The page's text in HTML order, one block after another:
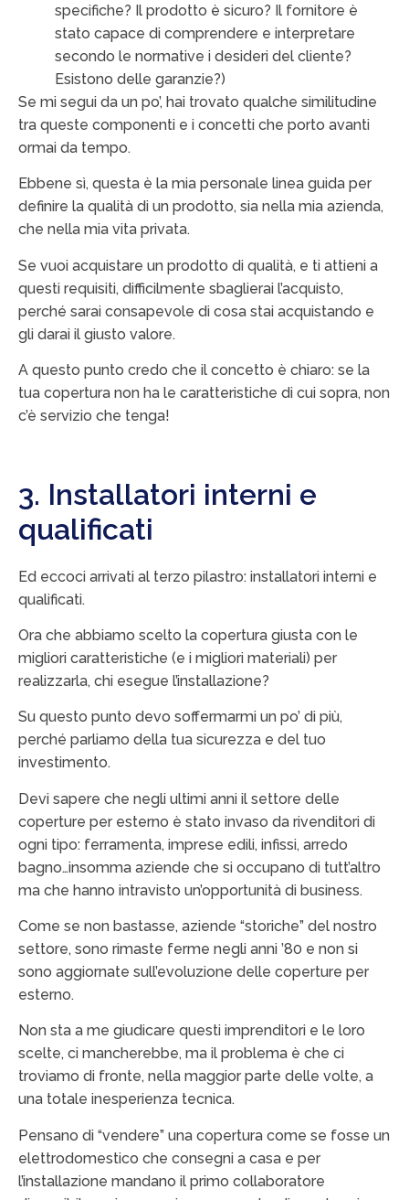
specifiche? Il prodotto è sicuro? Il fornitore è
stato capace di comprendere e interpretare
secondo le normative i desideri del cliente?
Esistono delle garanzie?)
Se mi segui da un po’, hai trovato qualche similitudine
tra queste componenti e i concetti che porto avanti
ormai da tempo.
Ebbene sì, questa è la mia personale linea guida per
definire la qualità di un prodotto, sia nella mia azienda,
che nella mia vita privata.
Se vuoi acquistare un prodotto di qualità, e ti attieni a
questi requisiti, difficilmente sbaglierai l’acquisto,
perché sarai consapevole di cosa stai acquistando e
gli darai il giusto valore.
A questo punto credo che il concetto è chiaro: se la
tua copertura non ha le caratteristiche di cui sopra, non
c’è servizio che tenga!
3. Installatori interni e
qualificati
Ed eccoci arrivati al terzo pilastro: installatori interni e
qualificati.
Ora che abbiamo scelto la copertura giusta con le
migliori caratteristiche (e i migliori materiali) per
realizzarla, chi esegue l’installazione?
Su questo punto devo soffermarmi un po’ di più,
perché parliamo della tua sicurezza e del tuo
investimento.
Devi sapere che negli ultimi anni il settore delle
coperture per esterno è stato invaso da rivenditori di
ogni tipo: ferramenta, imprese edili, infissi, arredo
bagno…insomma aziende che si occupano di tutt’altro
ma che hanno intravisto un’opportunità di business.
Come se non bastasse, aziende “storiche” del nostro
settore, sono rimaste ferme negli anni ’80 e non si
sono aggiornate sull’evoluzione delle coperture per
esterno.
Non sta a me giudicare questi imprenditori e le loro
scelte, ci mancherebbe, ma il problema è che ci
troviamo di fronte, nella maggior parte delle volte, a
una totale inesperienza tecnica.
Pensano di “vendere” una copertura come se fosse un
elettrodomestico che consegni a casa e per
l’installazione mandano il primo collaboratore